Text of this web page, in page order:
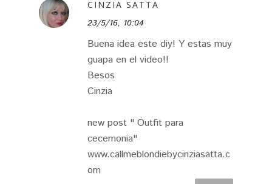
CINZIA SATTA
23/5/16, 10:04
Buena idea este diy! Y estas muy
guapa en el video!!
Besos
Cinzia
new post " Outfit para
cecemonia"
www.callmeblondiebycinziasatta.c
om